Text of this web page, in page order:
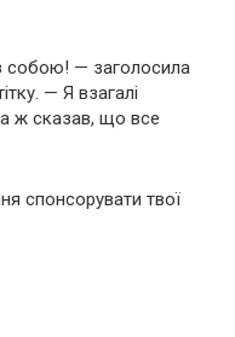
собою! — заголосила
— Я взагалі
ж сказав, що все
спонсорувати твої